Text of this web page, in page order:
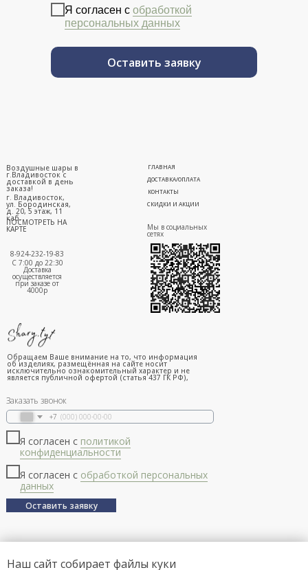
Я согласен с обработкой
персональных данных
Оставить заявку
г. Владивосток,
ул. Бородинская,
д. 20, 5 этаж, 11
каб.
ПОСМОТРЕТЬ НА
КАРТЕ
ГЛАВНАЯ
ДОСТАВКА/ОПЛАТА
СКИДКИ И АКЦИИ
КОНТАКТЫ
8-924-232-19-83
С 7:00 до 22:30
Доставка
осуществляется
при заказе от
4000р
Воздушные шары в
г.Владивосток с
доставкой в день
заказа!
Мы в социальных
сетях
Заказать звонок
+7
Я согласен с политикой
конфиденциальности
Я согласен с обработкой персональных
данных
Оставить заявку
Обращаем Ваше внимание на то, что информация
об изделиях, размещённая на сайте носит
исключительно ознакомительный характер и не
является публичной офертой (статья 437 ГК РФ),
Наш сайт собирает файлы куки